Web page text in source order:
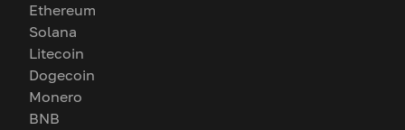
Ethereum
Solana
Litecoin
Dogecoin
Monero
BNB